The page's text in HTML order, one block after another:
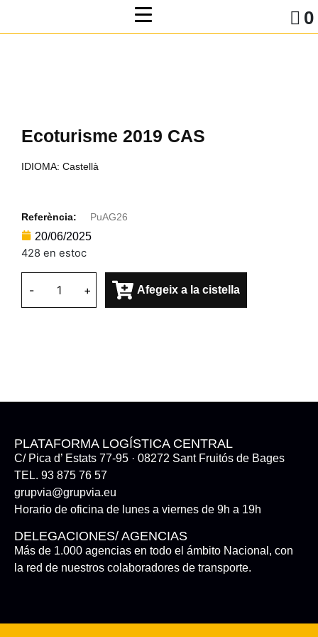
0
Ecoturisme 2019 CAS
IDIOMA: Castellà
Referència: PuAG26
20/06/2025
428 en estoc
- + Afegeix a la cistella
PLATAFORMA LOGÍSTICA CENTRAL
C/ Pica d’ Estats 77-95 · 08272 Sant Fruitós de Bages
TEL. 93 875 76 57
grupvia@grupvia.eu
Horario de oficina de lunes a viernes de 9h a 19h
DELEGACIONES/ AGENCIAS
Más de 1.000 agencias en todo el ámbito Nacional, con
la red de nuestros colaboradores de transporte.